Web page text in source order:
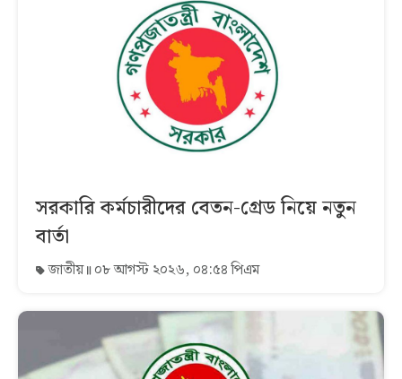
সরকারি কর্মচারীদের বেতন-গ্রেড নিয়ে নতুন
বার্তা
জাতীয় ০৮ আগস্ট ২০২৬, ০৪:৫৪ পিএম